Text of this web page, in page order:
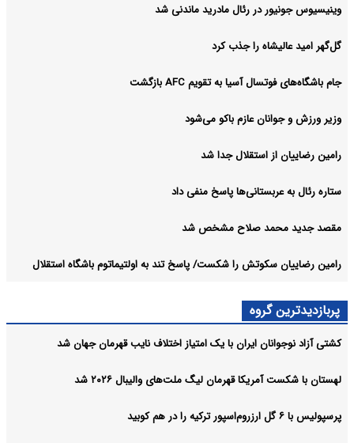
وینیسیوس جونیور در رئال مادرید ماندنی شد
گل‌گهر امید عالیشاه را جذب کرد
جام باشگاه‌های فوتسال آسیا به تقویم AFC بازگشت
وزیر ورزش و جوانان عازم باکو می‌شود
رامین رضاییان از استقلال جدا شد
ستاره رئال به عربستانی‌ها پاسخ منفی داد
مقصد جدید محمد صلاح مشخص شد
رامین رضاییان سکوتش را شکست/ پاسخ تند به اولتیماتوم باشگاه استقلال
پربازدیدترین گروه
کشتی آزاد نوجوانان ایران با یک امتیاز اختلاف نایب قهرمان جهان شد
لهستان با شکست آمریکا قهرمان لیگ ملت‌های والیبال ۲۰۲۶ شد
پرسپولیس با ۶ گل ارزروم‌اسپور ترکیه را در هم کوبید